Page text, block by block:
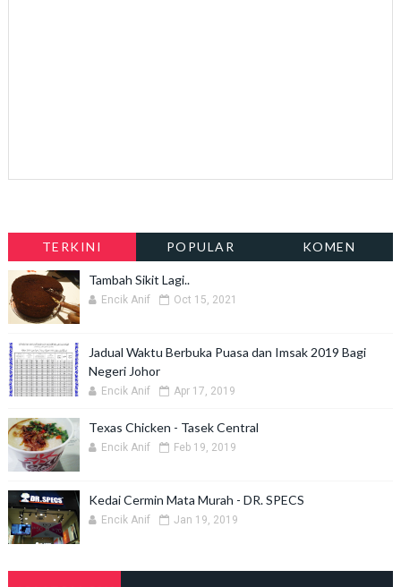
TERKINI POPULAR KOMEN
Tambah Sikit Lagi..
Encik Anif Oct 15, 2021
Jadual Waktu Berbuka Puasa dan Imsak 2019 Bagi
Negeri Johor
Encik Anif Apr 17, 2019
Texas Chicken - Tasek Central
Encik Anif Feb 19, 2019
Kedai Cermin Mata Murah - DR. SPECS
Encik Anif Jan 19, 2019